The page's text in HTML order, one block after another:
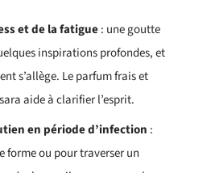
et de la fatigue: une goutte
inspirations profondes, et
s’allège. Le parfum frais et
aide à clarifier l’esprit.
en période d’infection :
forme ou pour traverser un